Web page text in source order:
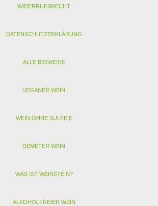
WIDERRUFSRECHT
DATENSCHUTZERKLÄRUNG
ALLE BIOWEINE
VEGANER WEIN
WEIN OHNE SULFITE
DEMETER WEIN
WAS IST WEINSTEIN?
ALKOHOLFREIER WEIN